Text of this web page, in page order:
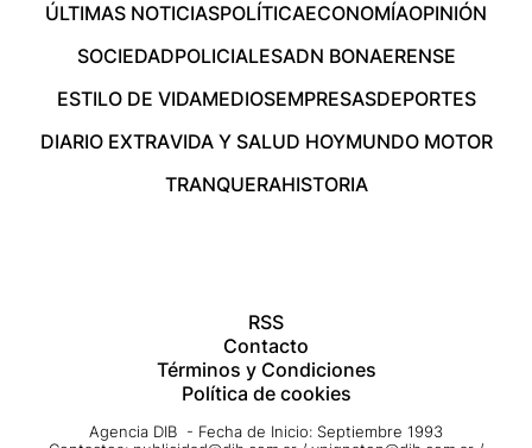
ÚLTIMAS NOTICIASPOLÍTICAECONOMÍAOPINIÓN
SOCIEDADPOLICIALESADN BONAERENSE
ESTILO DE VIDAMEDIOSEMPRESASDEPORTES
DIARIO EXTRAVIDA Y SALUD HOYMUNDO MOTOR
TRANQUERAHISTORIA
RSS
Contacto
Términos y Condiciones
Política de cookies
Agencia DIB - Fecha de Inicio: Septiembre 1993